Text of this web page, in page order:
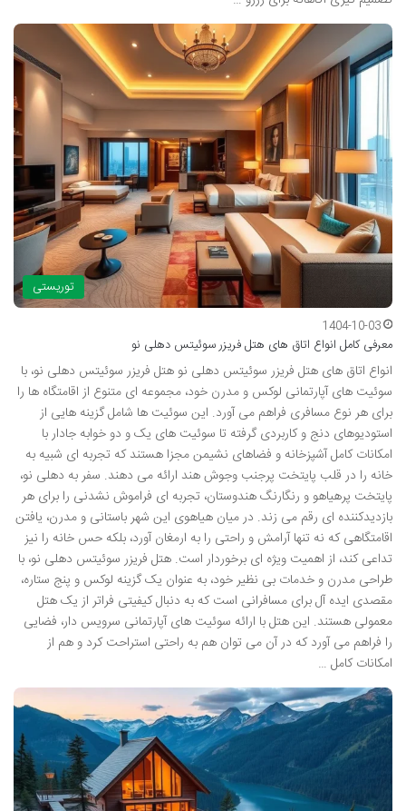
توریستی
1404-10-03
معرفی کامل انواع اتاق های هتل فریزر سوئیتس دهلی نو
انواع اتاق های هتل فریزر سوئیتس دهلی نو هتل فریزر سوئیتس دهلی نو، با
سوئیت های آپارتمانی لوکس و مدرن خود، مجموعه ای متنوع از اقامتگاه ها را
برای هر نوع مسافری فراهم می آورد. این سوئیت ها شامل گزینه هایی از
استودیوهای دنج و کاربردی گرفته تا سوئیت های یک و دو خوابه جادار با
امکانات کامل آشپزخانه و فضاهای نشیمن مجزا هستند که تجربه ای شبیه به
خانه را در قلب پایتخت پرجنب وجوش هند ارائه می دهند. سفر به دهلی نو،
پایتخت پرهیاهو و رنگارنگ هندوستان، تجربه ای فراموش نشدنی را برای هر
بازدیدکننده ای رقم می زند. در میان هیاهوی این شهر باستانی و مدرن، یافتن
اقامتگاهی که نه تنها آرامش و راحتی را به ارمغان آورد، بلکه حس خانه را نیز
تداعی کند، از اهمیت ویژه ای برخوردار است. هتل فریزر سوئیتس دهلی نو، با
طراحی مدرن و خدمات بی نظیر خود، به عنوان یک گزینه لوکس و پنج ستاره،
مقصدی ایده آل برای مسافرانی است که به دنبال کیفیتی فراتر از یک هتل
معمولی هستند. این هتل با ارائه سوئیت های آپارتمانی سرویس دار، فضایی
را فراهم می آورد که در آن می توان هم به راحتی استراحت کرد و هم از
امکانات کامل …